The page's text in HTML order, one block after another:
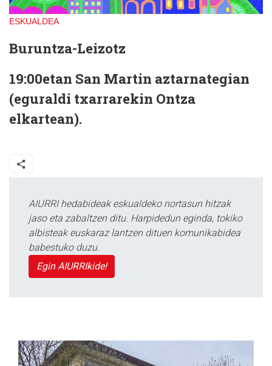
ESKUALDEA
Buruntza-Leizotz
19:00etan San Martin aztarnategian
(eguraldi txarrarekin Ontza
elkartean).
AIURRI hedabideak eskualdeko nortasun hitzak
jaso eta zabaltzen ditu. Harpidedun eginda, tokiko
albisteak euskaraz lantzen dituen komunikabidea
babestuko duzu.
Egin AIURRIkide!